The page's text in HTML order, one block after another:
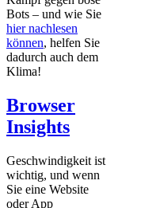
Bots – und wie Sie
hier nachlesen
können, helfen Sie
dadurch auch dem
Klima!
Browser
Insights
Geschwindigkeit ist
wichtig, und wenn
Sie eine Website
oder App